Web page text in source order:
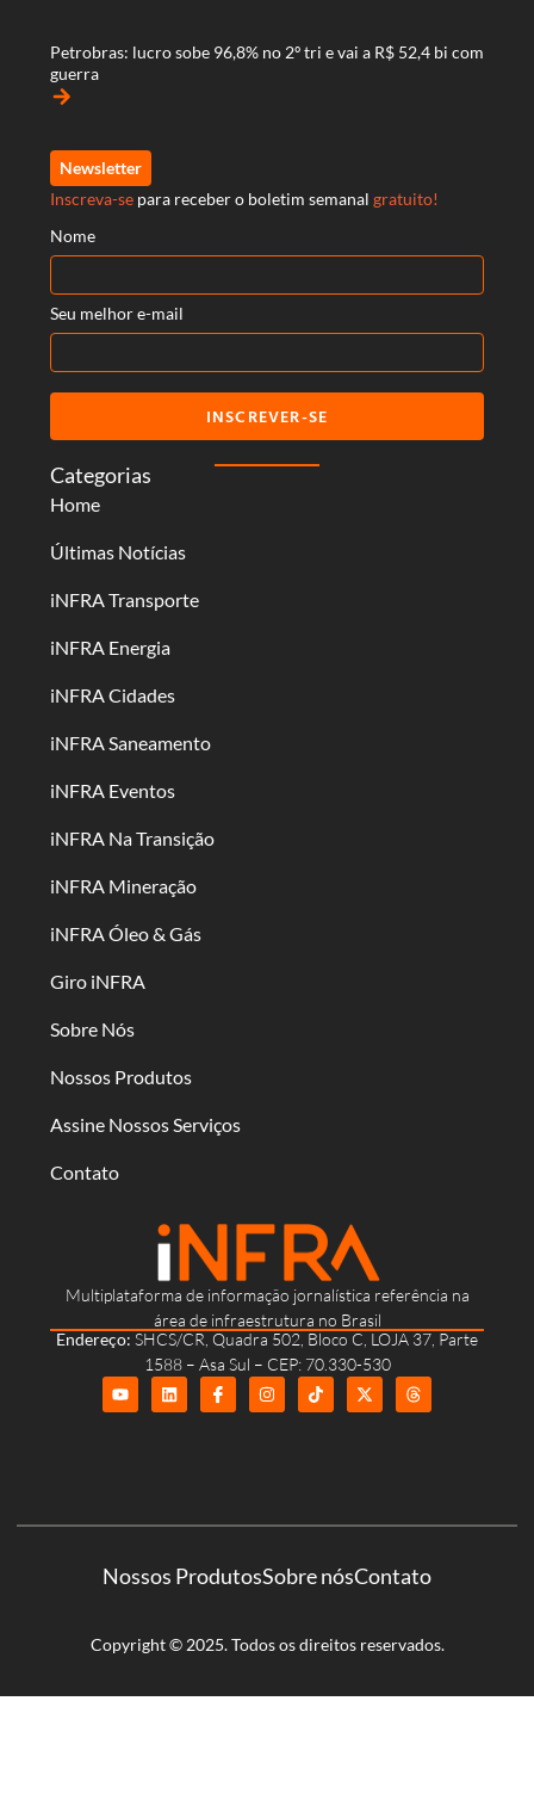
Multiplataforma de informação jornalística referência na
área de infraestrutura no Brasil
Endereço: SHCS/CR, Quadra 502, Bloco C, LOJA 37, Parte
1588 – Asa Sul – CEP: 70.330-530
Categorias
Home
Últimas Notícias
iNFRA Transporte
iNFRA Energia
iNFRA Cidades
iNFRA Saneamento
iNFRA Eventos
iNFRA Na Transição
iNFRA Mineração
iNFRA Óleo & Gás
Giro iNFRA
Sobre Nós
Nossos Produtos
Assine Nossos Serviços
Contato
Petrobras: lucro sobe 96,8% no 2º tri e vai a R$ 52,4 bi com
guerra
arrow_forward
Newsletter
Inscreva-se para receber o boletim semanal gratuito!
Nome
Seu melhor e-mail
INSCREVER-SE
Nossos ProdutosSobre nósContato
Copyright © 2025. Todos os direitos reservados.